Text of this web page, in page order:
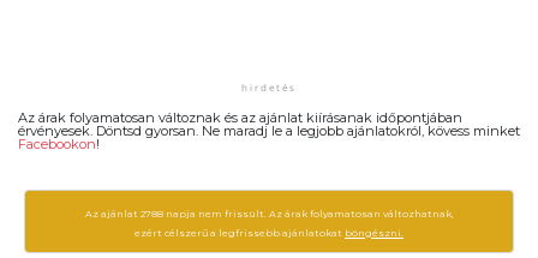
Az árak folyamatosan változnak és az ajánlat kiírásanak időpontjában
érvényesek. Döntsd gyorsan. Ne maradj le a legjobb ajánlatokról, kövess minket
Facebookon!
Az ajánlat 2788 napja nem frissült. Az árak folyamatosan változhatnak,
ezért célszerű a legfrissebb ajánlatokat böngészni.